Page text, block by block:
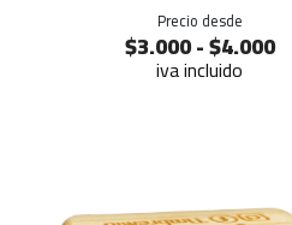
Precio desde
$3.000 - $4.000
iva incluido